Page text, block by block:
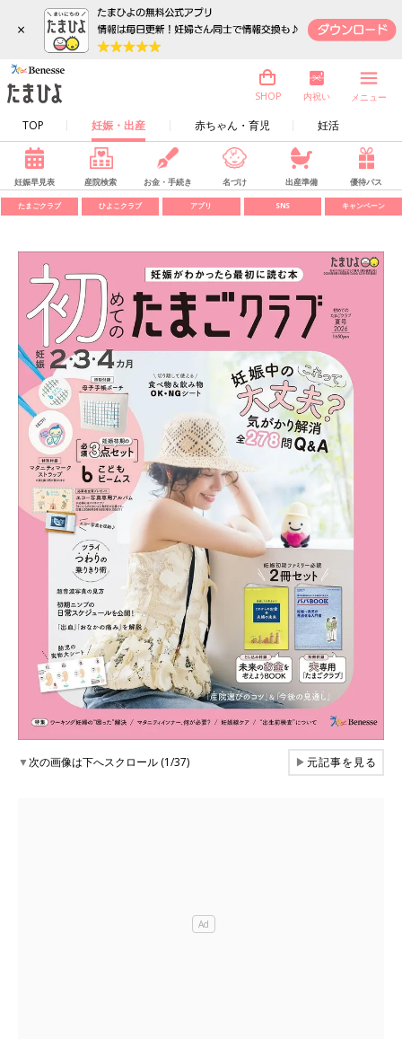
×
TOP 妊娠・出産 赤ちゃん・育児 妊活
SHOP 内祝い メニュー
妊娠早見表 産院検索 お金・手続き 名づけ 出産準備 優待パス
たまごクラブ ひよこクラブ アプリ SNS キャンペーン
▼次の画像は下へスクロール (1/37) ▶元記事を見る